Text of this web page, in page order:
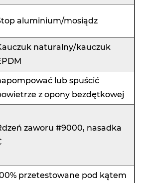
aluminium/mosiądz
naturalny/kauczuk
lub spuścić
z opony bezdętkowej
zaworu #9000, nasadka
przetestowane pod kątem